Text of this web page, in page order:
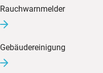
Rauchwarnmelder
Gebäudereinigung